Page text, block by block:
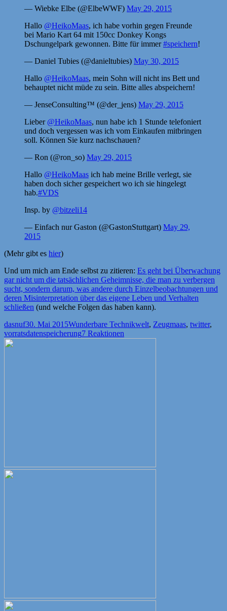
— Wiebke Elbe (@ElbeWWF) May 29, 2015
Hallo @HeikoMaas, ich habe vorhin gegen Freunde
bei Mario Kart 64 mit 150cc Donkey Kongs
Dschungelpark gewonnen. Bitte für immer#speichern!
— Daniel Tubies (@danieltubies) May 30, 2015
Hallo @HeikoMaas, mein Sohn will nicht ins Bett und
behauptet nicht müde zu sein. Bitte alles abspeichern!
— JenseConsulting™ (@der_jens) May 29, 2015
Lieber @HeikoMaas, nun habe ich 1 Stunde telefoniert
und doch vergessen was ich vom Einkaufen mitbringen
soll. Können Sie kurz nachschauen?
— Ron (@ron_so) May 29, 2015
Hallo @HeikoMaas ich hab meine Brille verlegt, sie
haben doch sicher gespeichert wo ich sie hingelegt
hab.#VDS
Insp. by @bitzeli14
— Einfach nur Gaston (@GastonStuttgart) May 29,
2015
(Mehr gibt es hier)
Und um mich am Ende selbst zu zitieren: Es geht bei Überwachung
gar nicht um die tatsächlichen Geheimnisse, die man zu verbergen
sucht, sondern darum, was andere durch Einzelbeobachtungen und
deren Misinterpretation über das eigene Leben und Verhalten
schließen (und welche Folgen das haben kann).
Autor
dasnufVeröffentlicht
am
30. Mai 2015Kategorien
Wunderbare Technikwelt, ZeugSchlagwörter
maas, twitter,
vorratsdatenspeicherung7 Reaktionen